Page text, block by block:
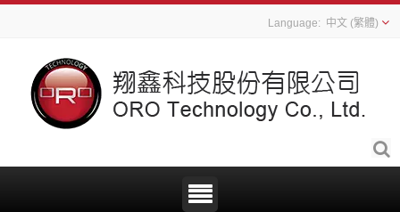
中文 (繁體)